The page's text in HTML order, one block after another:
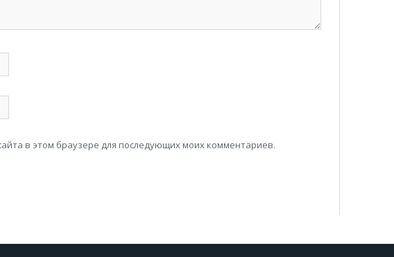
в этом браузере для последующих моих комментариев.